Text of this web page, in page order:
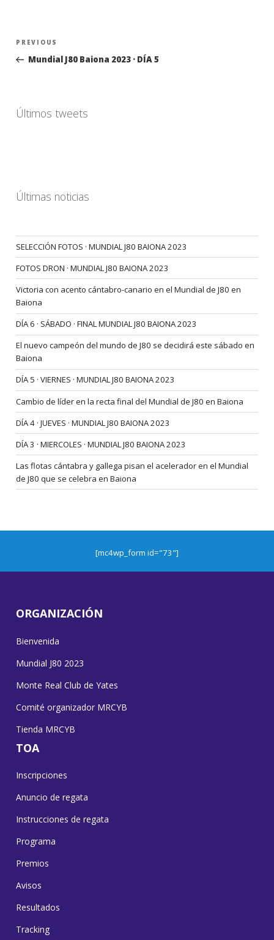
Navegación
entradas
Previous
Post
PREVIOUS
Mundial J80 Baiona 2023 · DÍA 5
Últimos tweets
Últimas noticias
SELECCIÓN FOTOS · MUNDIAL J80 BAIONA 2023
FOTOS DRON · MUNDIAL J80 BAIONA 2023
Victoria con acento cántabro-canario en el Mundial de J80 en
Baiona
DÍA 6 · SÁBADO · FINAL MUNDIAL J80 BAIONA 2023
El nuevo campeón del mundo de J80 se decidirá este sábado en
Baiona
DÍA 5 · VIERNES · MUNDIAL J80 BAIONA 2023
Cambio de líder en la recta final del Mundial de J80 en Baiona
DÍA 4 · JUEVES · MUNDIAL J80 BAIONA 2023
DÍA 3 · MIERCOLES · MUNDIAL J80 BAIONA 2023
Las flotas cántabra y gallega pisan el acelerador en el Mundial
de J80 que se celebra en Baiona
[mc4wp_form id="73"]
ORGANIZACIÓN
Bienvenida
Mundial J80 2023
Monte Real Club de Yates
Comité organizador MRCYB
Tienda MRCYB
TOA
Inscripciones
Anuncio de regata
Instrucciones de regata
Programa
Premios
Avisos
Resultados
Tracking